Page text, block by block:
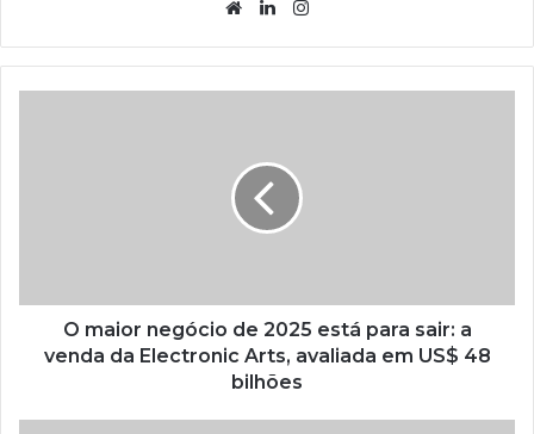
WebsiteLinkedin
O maior negócio de 2025 está para sair: a
venda da Electronic Arts, avaliada em US$ 48
bilhões